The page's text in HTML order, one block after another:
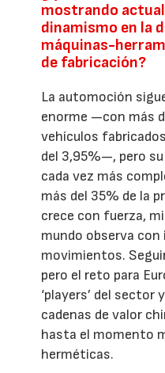
mostrando
dinamismo en la
máquinas-
de fabricación?
La automoción
enorme —con más
vehículos
del 3,95%—, pero
cada vez más
más del 35% de la
crece con fuerza,
mundo observa con
movimientos.
pero el reto para
‘players’ del sector
cadenas de valor
hasta el momento
herméticas.